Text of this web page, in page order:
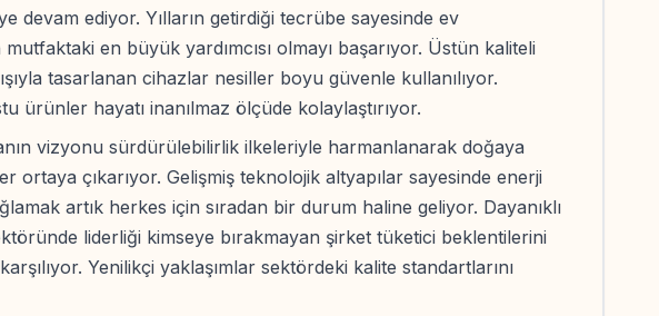
devam ediyor. Yılların getirdiği tecrübe sayesinde ev
mutfaktaki en büyük yardımcısı olmayı başarıyor. Üstün kaliteli
tasarlanan cihazlar nesiller boyu güvenle kullanılıyor.
ürünler hayatı inanılmaz ölçüde kolaylaştırıyor.
vizyonu sürdürülebilirlik ilkeleriyle harmanlanarak doğaya
ortaya çıkarıyor. Gelişmiş teknolojik altyapılar sayesinde enerji
artık herkes için sıradan bir durum haline geliyor. Dayanıklı
liderliği kimseye bırakmayan şirket tüketici beklentilerini
Yenilikçi yaklaşımlar sektördeki kalite standartlarını